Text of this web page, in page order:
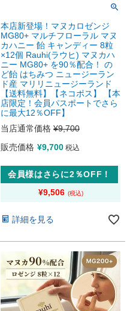
本店新登場！マヌカロゼンジ
MG80+ マルチフローラル マヌ
カハニー 飴 キャンディー 8粒
×12個 Rauhi(ラウヒ) マヌカハ
ニー MG80+ を90％配合！ の
ど飴 はちみつ ニュージーラン
ド産 マリリニュージーランド
【送料無料】【ネコポス】 【本
店限定！会員パスポートでさら
に最大12％OFF】
当店通常価格 ¥9,700
販売価格 ¥9,700 税込
会員様はさらに2％OFF！
¥9,506
詳細を見る